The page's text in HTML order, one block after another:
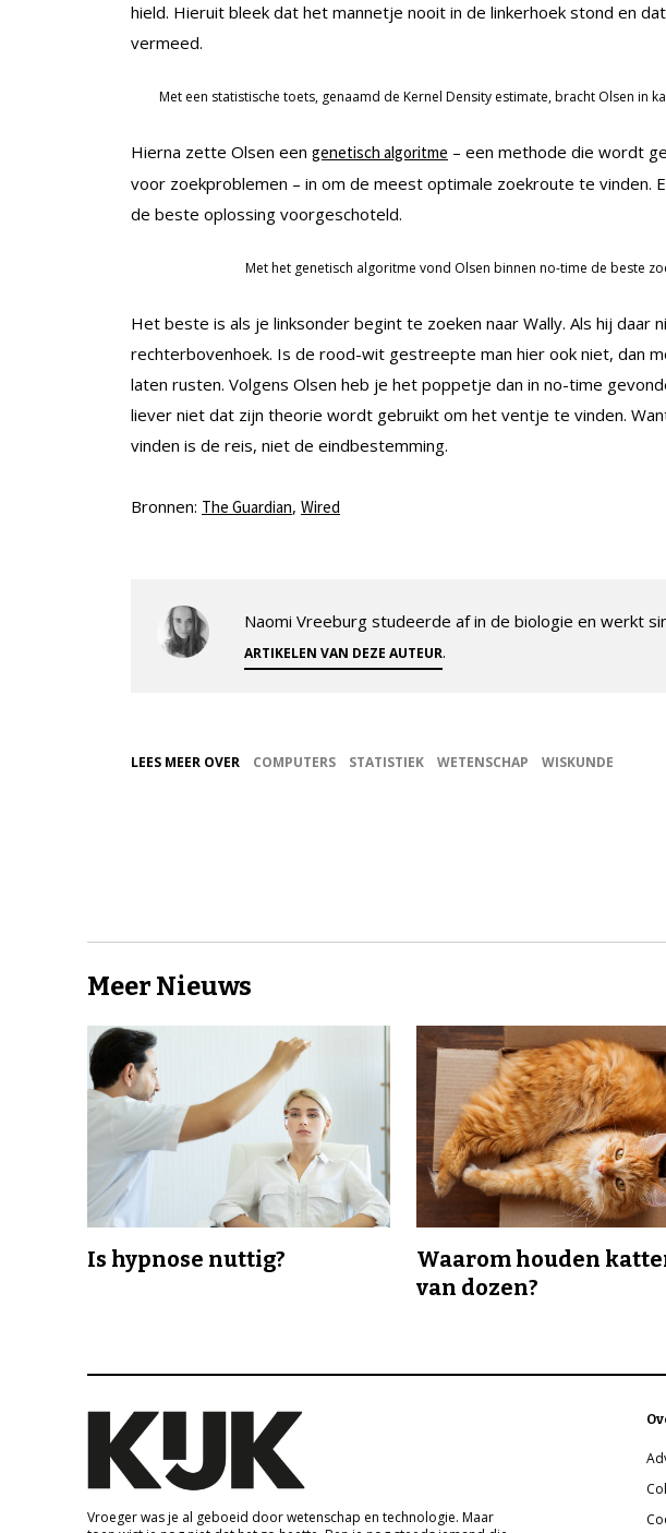
hield. Hieruit bleek dat het mannetje nooit in de linkerhoek stond en
vermeed.
Met een statistische toets, genaamd de Kernel Density estimate, bracht Olsen in
Hierna zette Olsen een genetisch algoritme – een methode die wordt
voor zoekproblemen – in om de meest optimale zoekroute te vinden.
de beste oplossing voorgeschoteld.
Met het genetisch algoritme vond Olsen binnen no-time de beste
Het beste is als je linksonder begint te zoeken naar Wally. Als hij daar
rechterbovenhoek. Is de rood-wit gestreepte man hier ook niet, dan
laten rusten. Volgens Olsen heb je het poppetje dan in no-time
liever niet dat zijn theorie wordt gebruikt om het ventje te vinden.
vinden is de reis, niet de eindbestemming.
Bronnen: The Guardian, Wired
Naomi Vreeburg studeerde af in de biologie en werkt
ARTIKELEN VAN DEZE AUTEUR.
LEES MEER OVER COMPUTERS STATISTIEK WETENSCHAP WISKUNDE
Meer Nieuws
Is hypnose nuttig?
Waarom houden
van dozen?
Vroeger was je al geboeid door wetenschap en technologie. Maar